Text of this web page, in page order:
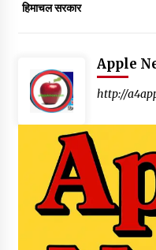
हिमाचल सरकार
Apple
http://